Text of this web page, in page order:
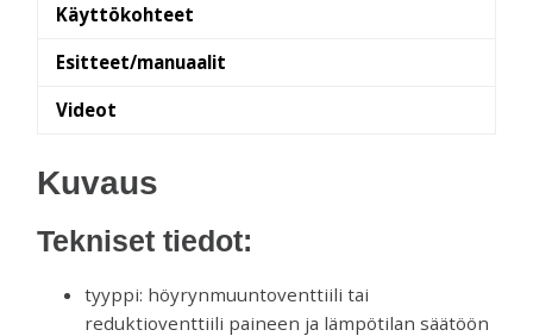
Käyttökohteet
Esitteet/manuaalit
Videot
Kuvaus
Tekniset tiedot:
tyyppi: höyrynmuuntoventtiili tai
reduktioventtiili paineen ja lämpötilan säätöön